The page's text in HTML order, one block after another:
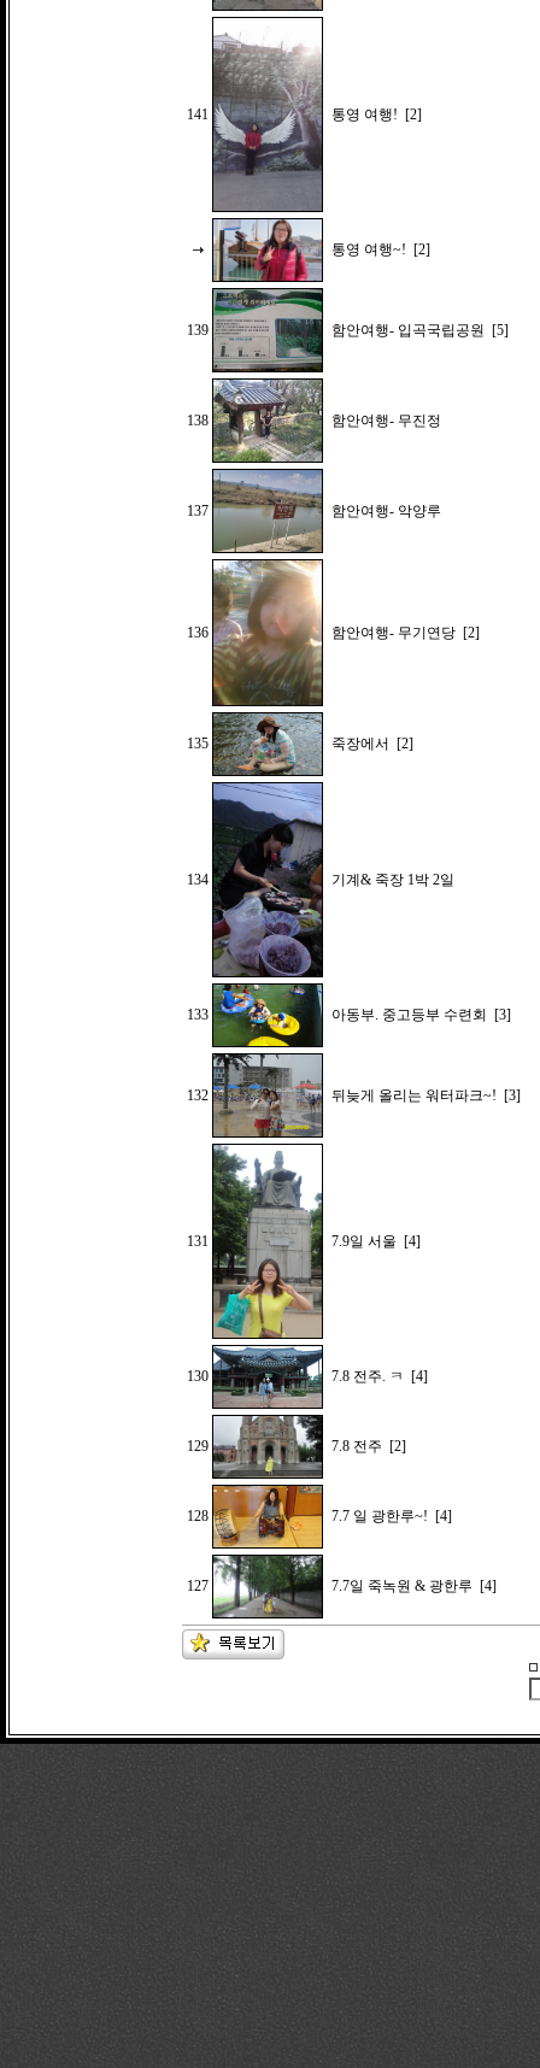
141 통영 여행! [2]
통영 여행~! [2]
139 함안여행- 입곡국립공원 [5]
138 함안여행- 무진정
137 함안여행- 악양루
136 함안여행- 무기연당 [2]
135 죽장에서 [2]
134 기계& 죽장 1박 2일
133 아동부. 중고등부 수련회 [3]
132 뒤늦게 올리는 워터파크~! [3]
131 7.9일 서울 [4]
130 7.8 전주. ㅋ [4]
129 7.8 전주 [2]
128 7.7 일 광한루~! [4]
127 7.7일 죽녹원 & 광한루 [4]